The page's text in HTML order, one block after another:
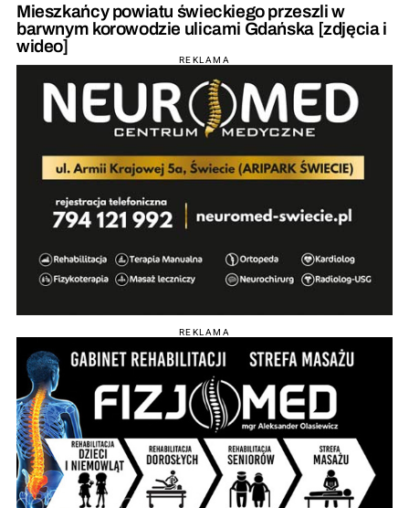
Mieszkańcy powiatu świeckiego przeszli w
barwnym korowodzie ulicami Gdańska [zdjęcia i
wideo]
REKLAMA
REKLAMA